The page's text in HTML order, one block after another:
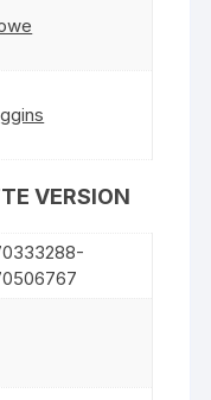
VERSION